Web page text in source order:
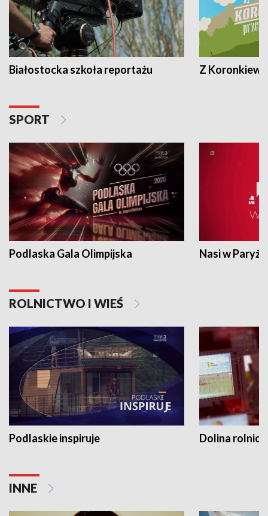
Białostocka szkoła reportażu Z
SPORT
Podlaska Gala Olimpijska Nasi w Paryżu
ROLNICTWO I WIEŚ
Podlaskie inspiruje Dolina
INNE